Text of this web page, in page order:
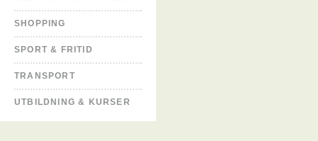
SHOPPING
SPORT & FRITID
TRANSPORT
UTBILDNING & KURSER